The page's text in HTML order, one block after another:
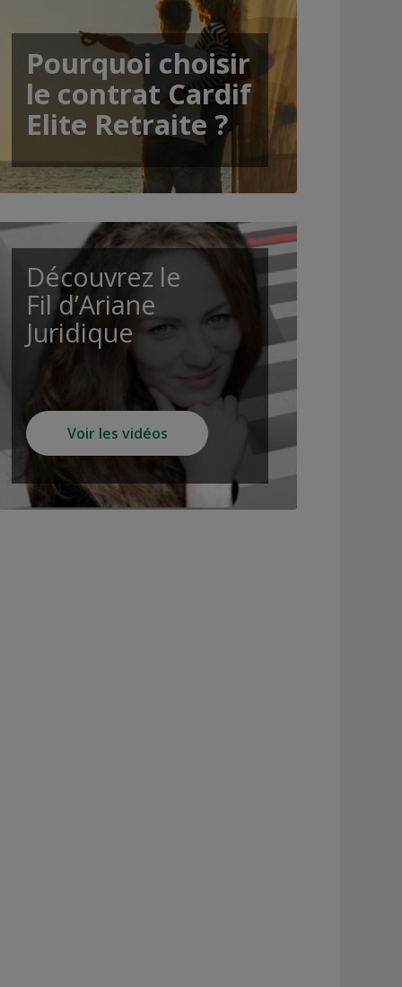
Pourquoi choisir
le contrat Cardif
Elite Retraite ?
Découvrez le
Fil d’Ariane
Juridique
Voir les vidéos